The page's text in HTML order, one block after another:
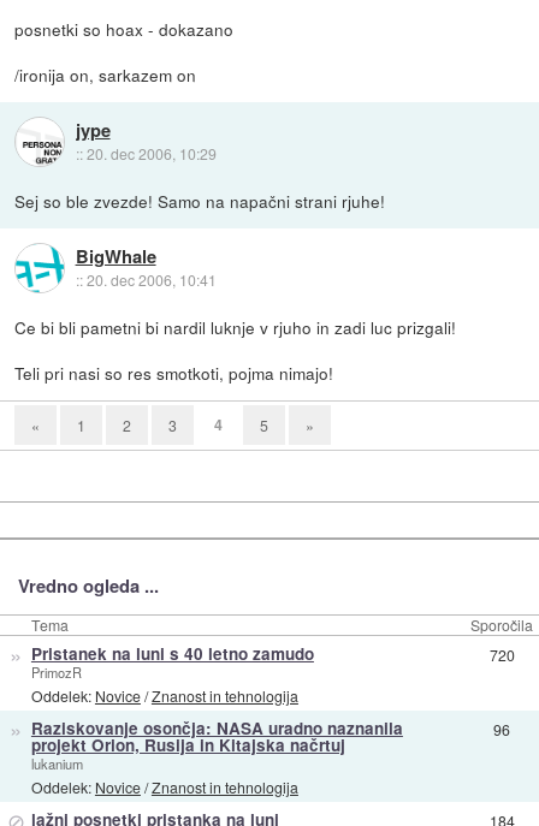
posnetki so hoax - dokazano
/ironija on, sarkazem on
jype
::20. dec 2006, 10:29
Sej so ble zvezde! Samo na napačni strani rjuhe!
BigWhale
::20. dec 2006, 10:41
Ce bi bli pametni bi nardil luknje v rjuho in zadi luc prizgali!
Teli pri nasi so res smotkoti, pojma nimajo!
« 1 2 3 4 5 »
Vredno ogleda ...
Tema Sporočila
» Pristanek na luni s 40 letno zamudo
PrimozR
Oddelek: Novice/Znanost in tehnologija
720
» Raziskovanje osončja: NASA uradno naznanila
projekt Orion, Rusija in Kitajska načrtuj
lukanium
Oddelek: Novice/Znanost in tehnologija
96
lažni posnetki pristanka na luni 184